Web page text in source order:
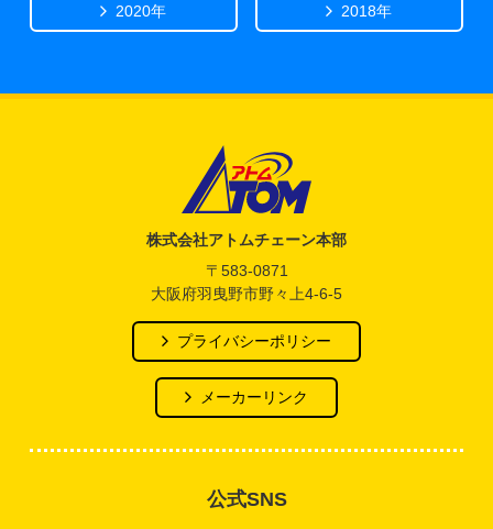
2020年 2018年
株式会社アトムチェーン本部
〒583-0871
大阪府羽曳野市野々上4-6-5
プライバシーポリシー
メーカーリンク
公式SNS